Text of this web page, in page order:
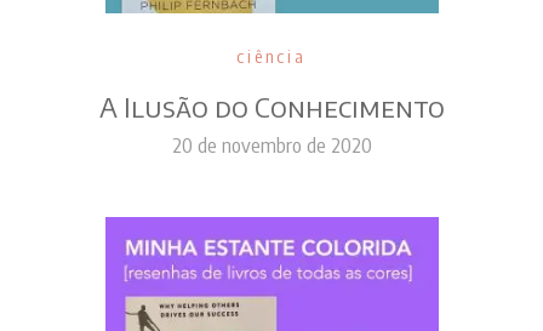
ciência
A Ilusão do Conhecimento
20 de novembro de 2020